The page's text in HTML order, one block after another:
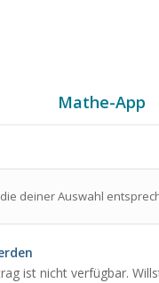
Mathe-App
deiner Auswahl
ist nicht verfügbar.